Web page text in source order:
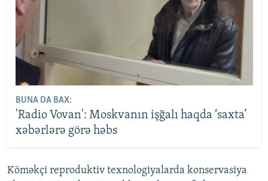
BUNA DA BAX:
'Radio Vovan': Moskvanın işğalı haqda ‘saxta’
xəbərlərə görə həbs
Köməkçi reproduktiv texnologiyalarda konservasiya